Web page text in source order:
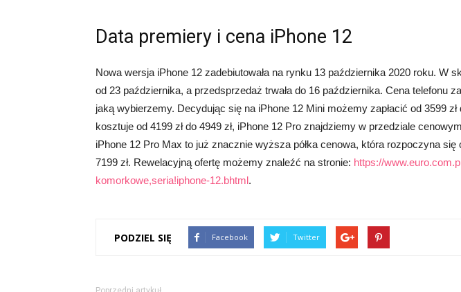
Data premiery i cena iPhone 12
Nowa wersja iPhone 12 zadebiutowała na rynku 13 października 2020 roku. W
od 23 października, a przedsprzedaż trwała do 16 października. Cena telefonu
jaką wybierzemy. Decydując się na iPhone 12 Mini możemy zapłacić od 3599 zł
kosztuje od 4199 zł do 4949 zł, iPhone 12 Pro znajdziemy w przedziale
iPhone 12 Pro Max to już znacznie wyższa półka cenowa, która rozpoczyna się
7199 zł. Rewelacyjną ofertę możemy znaleźć na stronie: https://
komorkowe,seria!iphone-12.bhtml.
PODZIEL SIĘ Facebook Twitter